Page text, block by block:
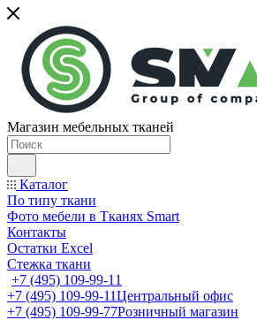
Магазин мебельных тканей
Каталог
По типу ткани
Фото мебели в Тканях Smart
Контакты
Остатки Excel
Стежка ткани
+7 (495) 109-99-11
+7 (495) 109-99-11Центральный офис
+7 (495) 109-99-77Розничный магазин